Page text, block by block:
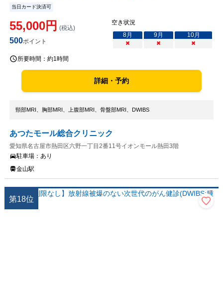
当日カード決済可
55,000円 (税込)
500ポイント
空き状況
8月 9月 10月
×
× ×
所要時間： 約1時間
詳細・予約
頸部MRI、胸部MRI、上腹部MRI、骨盤部MRI、DWIBS
あつたモール総合クリニック
愛知県名古屋市熱田区六野一丁目2番11号イオンモール熱田3階
駐車場： あり
金山駅
第18位